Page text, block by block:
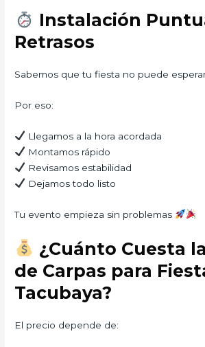
Instalación
Retrasos
Sabemos que tu fiesta no puede
Por eso:
Llegamos a la hora acordada
Montamos rápido
Revisamos estabilidad
Dejamos todo listo
Tu evento empieza sin problemas
¿Cuánto Cuesta
de Carpas para
Tacubaya?
El precio depende de: